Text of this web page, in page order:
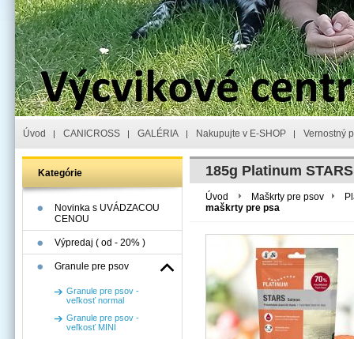
Úvod CANICROSS GALÉRIA Nakupujte v E-SHOP Vernostný
Kategórie
Novinka s UVÁDZACOU
CENOU
Výpredaj ( od - 20% )
Granule pre psov
Granule pre psov -
veľkosť normal
Granule pre psov -
veľkosť MINI
185g Platinum
Úvod Maškrty pre psov
maškrty pre psa